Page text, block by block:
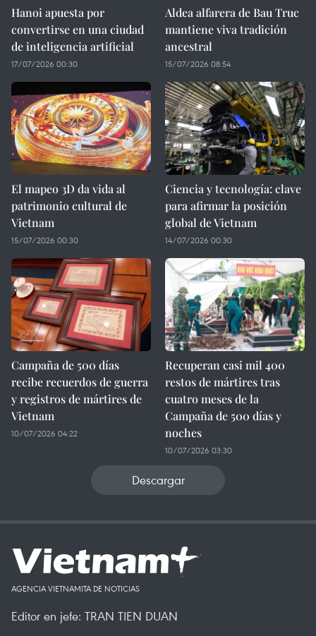
Hanoi apuesta por
convertirse en una ciudad
de inteligencia artificial
17/07/2026 00:30
Aldea alfarera de Bau Truc
mantiene viva tradición
ancestral
15/07/2026 08:54
El mapeo 3D da vida al
patrimonio cultural de
Vietnam
15/07/2026 00:30
Ciencia y tecnología: clave
para afirmar la posición
global de Vietnam
14/07/2026 00:30
Campaña de 500 días
recibe recuerdos de guerra
y registros de mártires de
Vietnam
10/07/2026 04:22
Recuperan casi mil 400
restos de mártires tras
cuatro meses de la
Campaña de 500 días y
noches
10/07/2026 03:30
Descargar
AGENCIA VIETNAMITA DE NOTICIAS
Editor en jefe: TRAN TIEN DUAN